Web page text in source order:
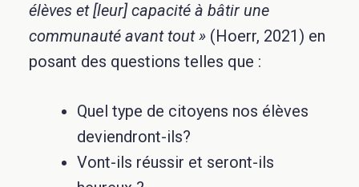
élèves et [leur] capacité à bâtir une
communauté avant tout » (Hoerr, 2021) en
posant des questions telles que :
Quel type de citoyens nos élèves
deviendront-ils?
Vont-ils réussir et seront-ils